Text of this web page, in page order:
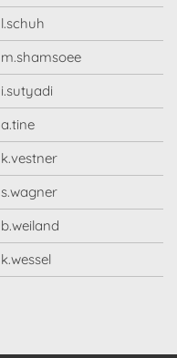
l.schuh
m.shamsoee
i.sutyadi
a.tine
k.vestner
s.wagner
b.weiland
k.wessel